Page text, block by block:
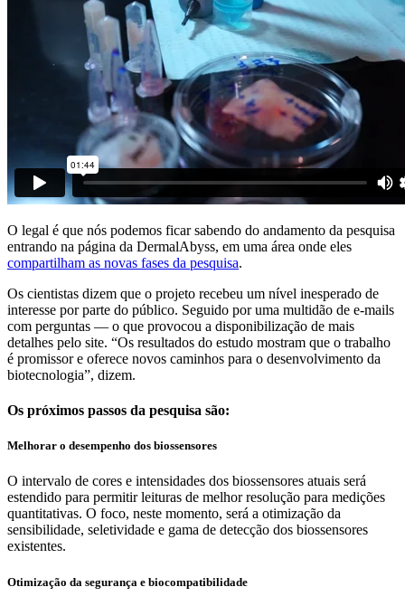
O legal é que nós podemos ficar sabendo do andamento da pesquisa
entrando na página da DermalAbyss, em uma área onde eles
compartilham as novas fases da pesquisa.
Os cientistas dizem que o projeto recebeu um nível inesperado de
interesse por parte do público. Seguido por uma multidão de e-mails
com perguntas — o que provocou a disponibilização de mais
detalhes pelo site. “Os resultados do estudo mostram que o trabalho
é promissor e oferece novos caminhos para o desenvolvimento da
biotecnologia”, dizem.
Os próximos passos da pesquisa são:
Melhorar o desempenho dos biossensores
O intervalo de cores e intensidades dos biossensores atuais será
estendido para permitir leituras de melhor resolução para medições
quantitativas. O foco, neste momento, será a otimização da
sensibilidade, seletividade e gama de detecção dos biossensores
existentes.
Otimização da segurança e biocompatibilidade